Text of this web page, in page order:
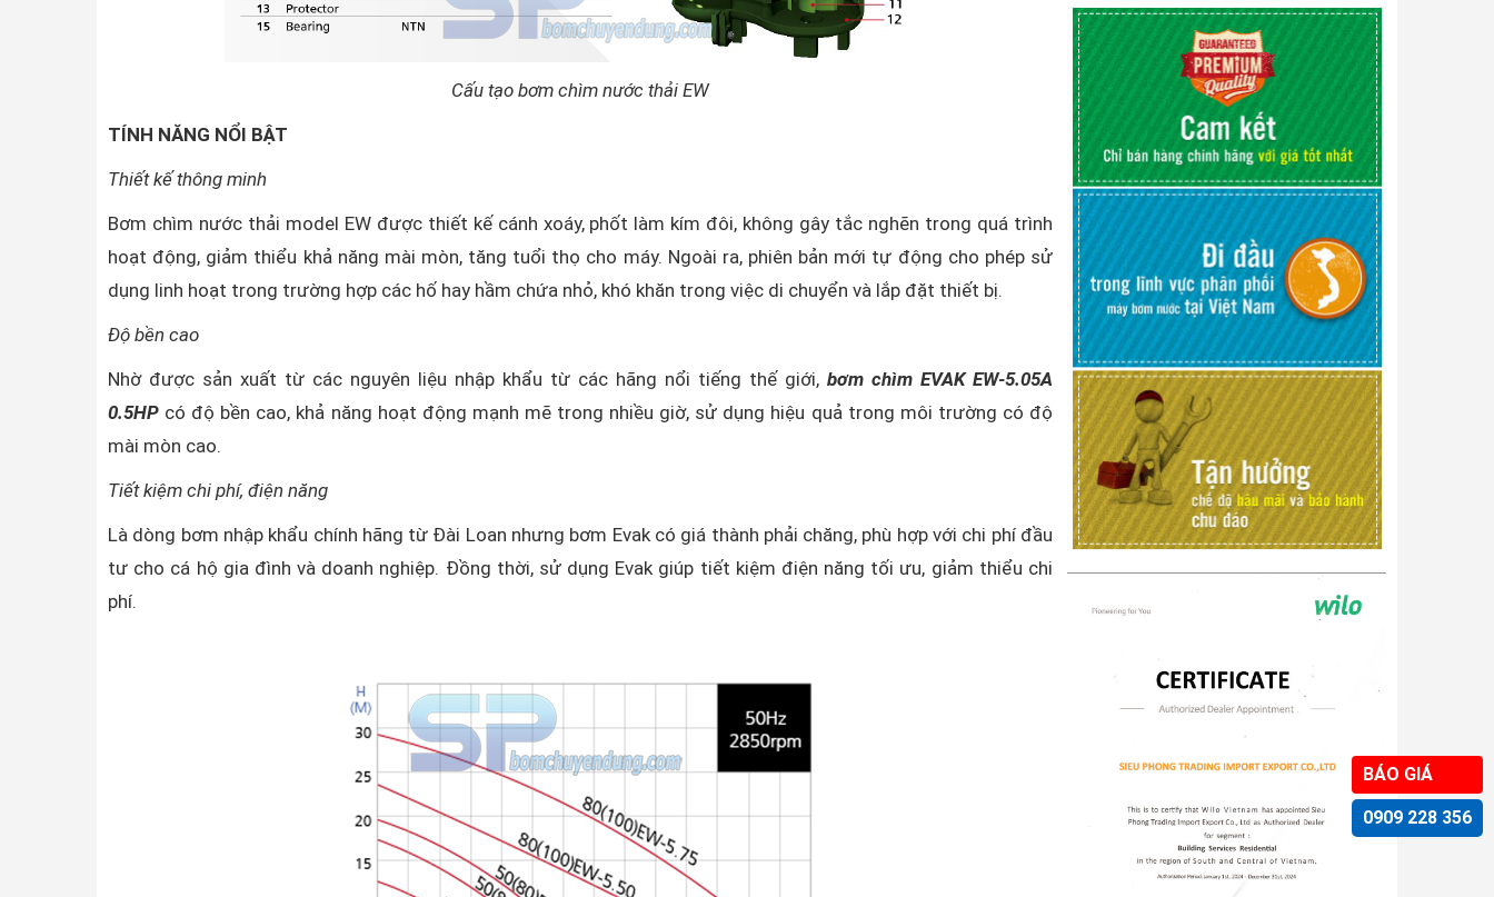
BÁO GIÁ
0909 228 356
Cấu tạo bơm chìm nước thải EW
TÍNH NĂNG NỔI BẬT
Thiết kế thông minh
Bơm chìm nước thải model EW được thiết kế cánh xoáy, phốt làm kím đôi, không gây tắc nghẽn trong quá trình
hoạt động, giảm thiểu khả năng mài mòn, tăng tuổi thọ cho máy. Ngoài ra, phiên bản mới tự động cho phép sử
dụng linh hoạt trong trường hợp các hố hay hầm chứa nhỏ, khó khăn trong việc di chuyển và lắp đặt thiết bị.
Độ bền cao
Nhờ được sản xuất từ các nguyên liệu nhập khẩu từ các hãng nổi tiếng thế giới, bơm chìm EVAK EW-5.05A
0.5HP có độ bền cao, khả năng hoạt động mạnh mẽ trong nhiều giờ, sử dụng hiệu quả trong môi trường có độ
mài mòn cao.
Tiết kiệm chi phí, điện năng
Là dòng bơm nhập khẩu chính hãng từ Đài Loan nhưng bơm Evak có giá thành phải chăng, phù hợp với chi phí đầu
tư cho cá hộ gia đình và doanh nghiệp. Đồng thời, sử dụng Evak giúp tiết kiệm điện năng tối ưu, giảm thiểu chi
phí.